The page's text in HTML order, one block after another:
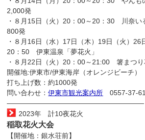
2,000発
・８月15日（火）20：00～20：30 川奈
800発
・８月16日（水）17日（木）19日（火）26
20：50 伊東温泉「夢花火」
・８月22日（火）20：00～21:00 箸まつり
開催地:伊東市/伊東海岸（オレンジビーチ）
打ち上げ数：約1000発
問い合わせ：伊東市観光案内所 0557-37-
————————————————————
2023年 計10夜花火
稲取花火大会
【開催地：銀水荘前】